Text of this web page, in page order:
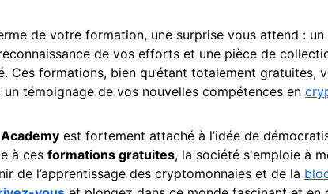
de votre formation, une surprise vous attend : un
de vos efforts et une pièce de
Ces formations, bien qu’étant totalement gratuites,
un témoignage de vos nouvelles compétences en
est fortement attaché à l’idée de
à ces formations gratuites, la société s'emploie à
de l’apprentissage des cryptomonnaies et de la